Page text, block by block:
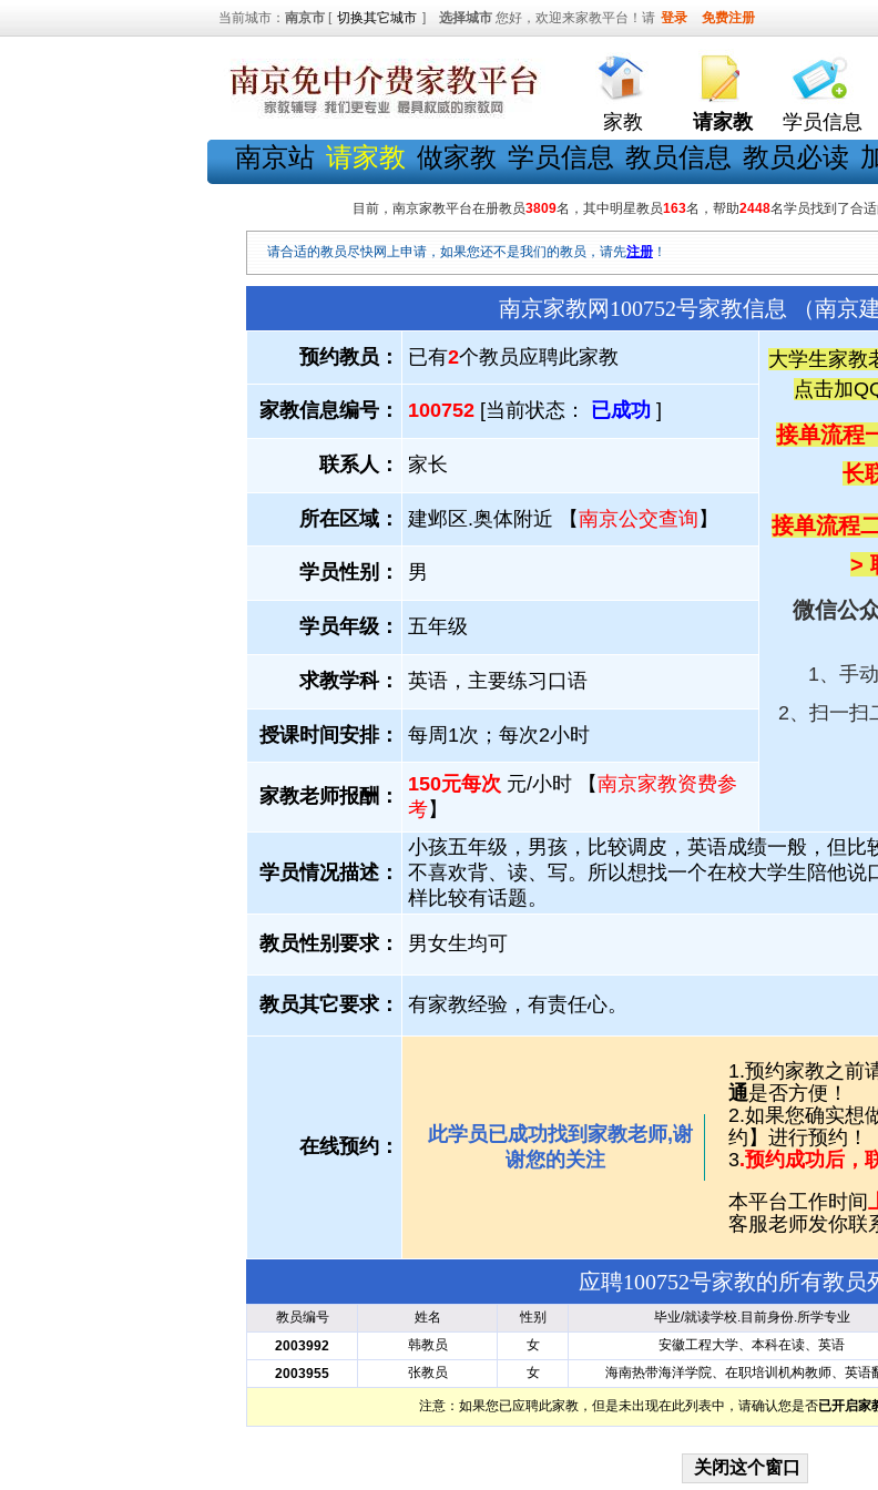
当前城市： 南京市 [ 切换其它城市 ] 选择城市 您好，欢迎来家教平台！请 登录 免费注册
家教 请家教 学员信息
南京站 请家教 做家教 学员信息 教员信息 教员必读
目前，南京家教平台在册教员3809名，其中明星教员163名，帮助2448名学员找到了合
请合适的教员尽快网上申请，如果您还不是我们的教员，请先注册 ！
南京家教网100752号家教信息 （南京
预约教员： 已有2个教员应聘此家教
大学生家教
点击加
接单流程
长
接单流程
>
微信公
1、手
2、扫一扫
家教信息编号： 100752 [当前状态： 已成功 ]
联系人： 家长
所在区域： 建邺区.奥体附近 【南京公交查询 】
学员性别： 男
学员年级： 五年级
求教学科： 英语，主要练习口语
授课时间安排： 每周1次；每次2小时
家教老师报酬：
150元每次 元/小时 【南京家教资费参
考】
学员情况描述：
小孩五年级，男孩，比较调皮，英语成绩一般，但比
不喜欢背、读、写。所以想找一个在校大学生陪他
样比较有话题。
教员性别要求： 男女生均可
教员其它要求： 有家教经验，有责任心。
在线预约：
此学员已成功找到家教老师,谢
谢您的关注
1.预约家教之前
通是否方便！
2.如果您确实想
约】进行预约！
3.预约成功后，
本平台工作时间
客服老师发你联
应聘100752号家教的所有教员
教员编号 姓名 性别 毕业/就读学校.目前身份.所学专业
2003992
韩教员 女 安徽工程大学、本科在读、英语
2003955
张教员 女 海南热带海洋学院、在职培训机构教师、英语
注意：如果您已应聘此家教，但是未出现在此列表中，请确认您是否已开启家